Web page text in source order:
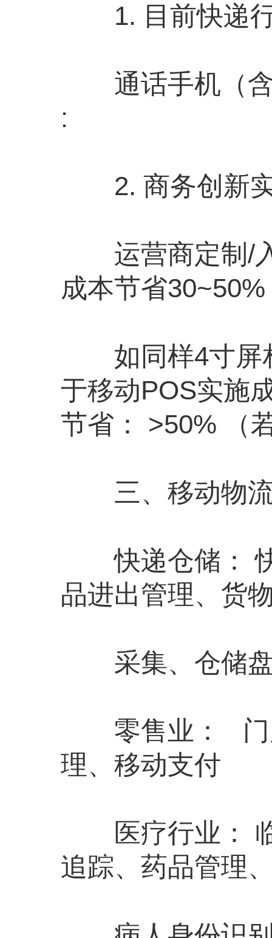
1. 目前快递行
通话手机（含
:
2. 商务创新实
运营商定制/入
成本节省30~50%
如同样4寸屏相
于移动POS实施
节省： >50% （
三、移动物流
快递仓储： 快
品进出管理、货
采集、仓储
零售业： 门店
理、移动支付
医疗行业： 临
追踪、药品管理